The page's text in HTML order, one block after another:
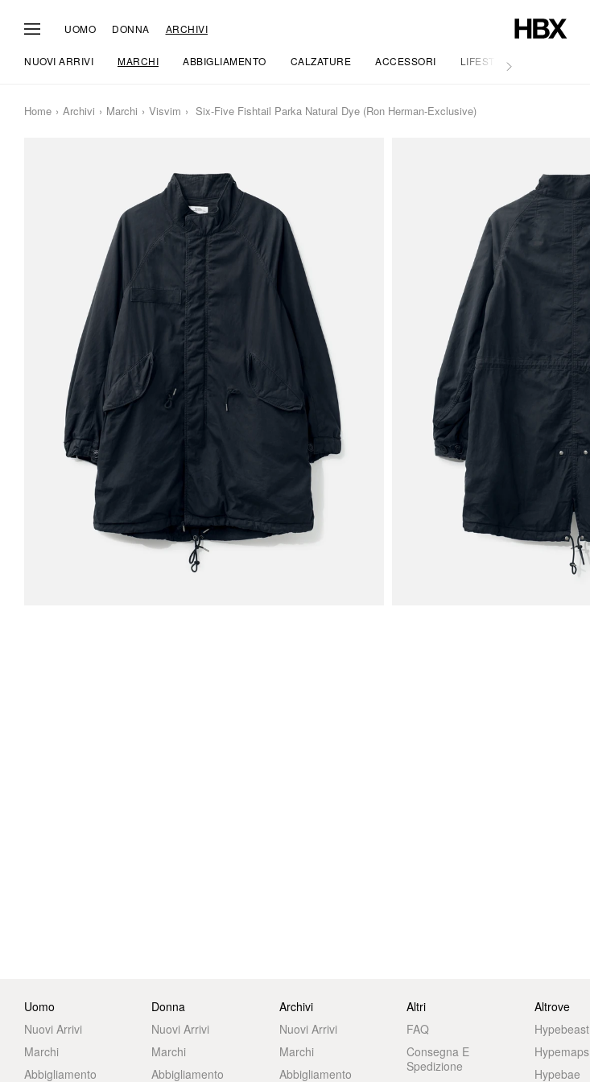
UOMO DONNA ARCHIVI
NUOVI ARRIVI MARCHI ABBIGLIAMENTO CALZATURE ACCESSORI LIFESTYLE
Home Archivi Marchi Visvim Six-Five Fishtail Parka Natural Dye (Ron Herman-Exclusive)
Uomo
Nuovi Arrivi
Marchi
Abbigliamento
Donna
Nuovi Arrivi
Marchi
Abbigliamento
Archivi
Nuovi Arrivi
Marchi
Abbigliamento
Altri
FAQ
Consegna E
Spedizione
Altrove
Hypebeast
Hypemaps
Hypebae